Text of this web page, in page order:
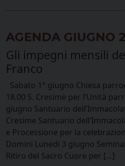
AGENDA GIUGNO
Gli impegni mensili
Franco
Sabato 1° giugno Chiesa
18.00 S. Cresime per l’Unità
giugno Santuario
Cresime Santuario
e Processione per la
Domini Lunedì 3 giugno
Ritiro del Sacro Cuore per […]